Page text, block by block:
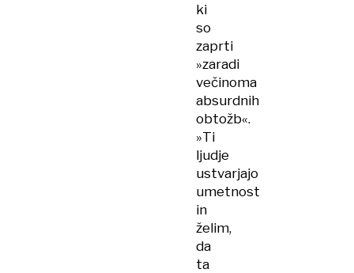
ki
so
zaprti
»zaradi
večinoma
absurdnih
obtožb«.
»Ti
ljudje
ustvarjajo
umetnost
in
želim,
da
ta